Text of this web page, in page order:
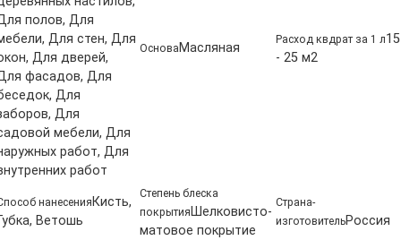
полов, Для
Для стен, Для
Для дверей,
фасадов, Для
Для
Для
мебели, Для
работ, Для
работ
Основа Масляная
Расход квдрат за 1 л15
- 25 м2
нанесения Кисть,
Ветошь
Степень блеска
покрытия Шелковисто-
матовое покрытие
Страна-
изготовительРоссия